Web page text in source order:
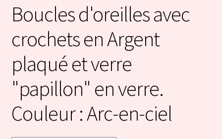
Bienvenue dans la boutique
Boucles d'oreilles avec
crochets en Argent
plaqué et verre
"papillon" en verre.
Couleur : Arc-en-ciel